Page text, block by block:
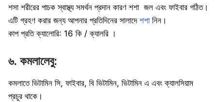
শসা শরীরের পাচক স্বাস্থ্য সমর্থন প্রদান কারণ শশা জল এবং ফাইবার গঠিত।
এটি গ্রহণ করার জন্য আপনার প্রতিদিনের সালাদে শশানিন।
কাপ প্রতি ক্যালোরি: 16 কি / ক্যালরি ।
৬. কমলালেবু:
কমলাতে ভিটামিন সি, ফাইবার, বি ভিটামিন, ভিটামিন এ এবং ক্যালসিয়াম
প্রচুর থাকে।